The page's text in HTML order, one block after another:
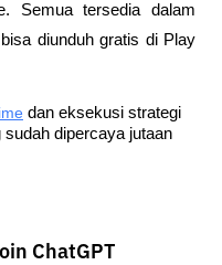
Semua tersedia dalam
diunduh gratis di Play
dan eksekusi strategi
dipercaya jutaan
ChatGPT